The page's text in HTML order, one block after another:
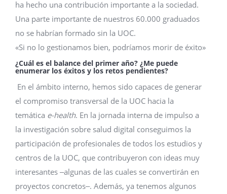
ha hecho una contribución importante a la sociedad.
Una parte importante de nuestros 60.000 graduados
no se habrían formado sin la UOC.
«Si no lo gestionamos bien, podríamos morir de éxito»
¿Cuál es el balance del primer año? ¿Me puede
enumerar los éxitos y los retos pendientes?
En el ámbito interno, hemos sido capaces de generar
el compromiso transversal de la UOC hacia la
temática e-health. En la jornada interna de impulso a
la investigación sobre salud digital conseguimos la
participación de profesionales de todos los estudios y
centros de la UOC, que contribuyeron con ideas muy
interesantes ‒algunas de las cuales se convertirán en
proyectos concretos‒. Además, ya tenemos algunos